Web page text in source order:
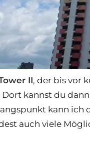
II, der bis vor
kannst du
kann
auch viele